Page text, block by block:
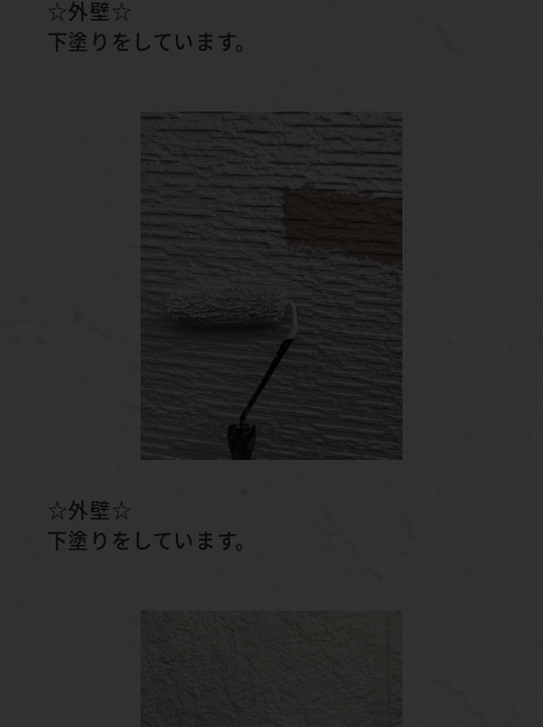
☆外壁☆
下塗りをしています。
☆外壁☆
下塗りをしています。